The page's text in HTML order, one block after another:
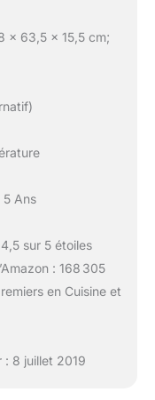
x 63,5 x 15,5 cm;
5 Ans
sur 5 étoiles
: 168 305
en Cuisine et
: 8 juillet 2019